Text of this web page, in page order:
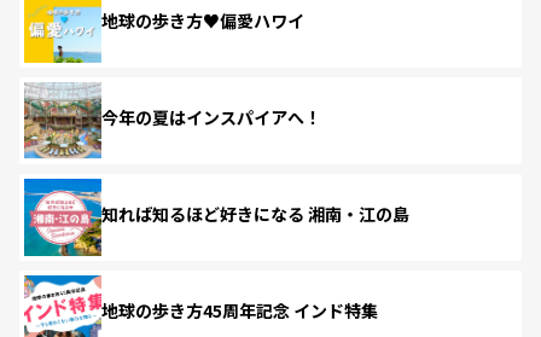
地球の歩き方♥偏愛ハワイ
今年の夏はインスパイアへ！
知れば知るほど好きになる 湘南・江の島
地球の歩き方45周年記念 インド特集